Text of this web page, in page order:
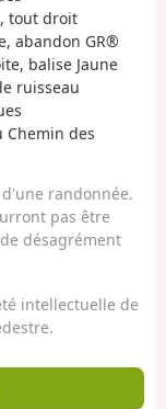
tout droit
abandon GR®
balise Jaune
ruisseau
Chemin des
randonnée.
pas être
désagrément
intellectuelle de